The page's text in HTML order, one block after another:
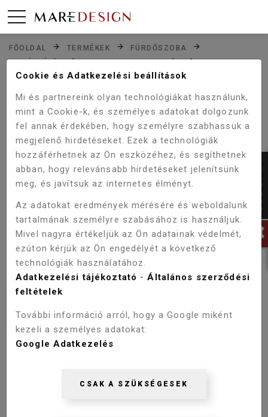
FŐOLDAL TERMÉKEK
FÜRDŐSZOBA
KIEGÉSZÍTŐK
SZIFONOK,LEERESZTŐK
ZUHANYTÁLCA SZIFON DEANTE FUNKIA
FUNKIA ZUHANYTÁLCÁHOZ
Cookie és Adatkezelési beállítások
Mi és partnereink olyan technológiákat használunk,
mint a Cookie-k, és személyes adatokat dolgozunk
fel annak érdekében, hogy személyre szabhassuk a
megjelenő hirdetéseket. Ezek a technológiák
hozzáférhetnek az Ön eszközéhez, és segíthetnek
abban, hogy relevánsabb hirdetéseket jelenítsünk
meg, és javítsuk az internetes élményt.
Az adatokat eredmények mérésére és weboldalunk
tartalmának személyre szabásához is használjuk.
Mivel nagyra értékeljük az Ön adatainak védelmét,
ezúton kérjük az Ön engedélyét a következő
technológiák használatához.
Adatkezelési tájékoztató -Általános szerződési
feltételek
További információ arról, hogy a Google miként
kezeli a személyes adatokat:
Google Adatkezelés
CSAK A SZÜKSÉGESEK